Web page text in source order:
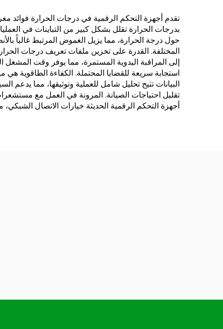
تقدم أجهزة التحكم الرقمية في درجات الحرارة فوائد
بدرجات الحرارة تقلل بشكل كبير من التباينات في
حول درجة الحرارة، مما يزيل الغموض المرتبط غالباً
المختلفة. القدرة على تخزين ملفات تعريف درجات
إلى المراقبة اليدوية المستمرة، مما يوفر وقت المشغل
استجابة سريعة للقضايا المحتملة. الكفاءة الطاقوية
البيانات تتيح تحليل شامل للعملية وتوثيقها، مما يدعم
تقليل احتياجات الصيانة. المرونة في العمل مع
أجهزة التحكم الرقمية الحديثة خيارات الاتصال